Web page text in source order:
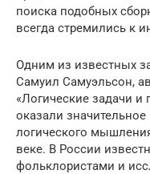
поиска подобных
всегда стремились к
Одним из известных
Самуил Самуэльсон,
«Логические задачи и
оказали
логического
веке. В России
фольклористами и